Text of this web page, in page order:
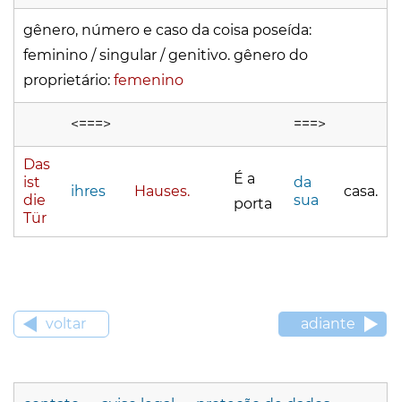
gênero, número e caso da coisa poseída:
feminino / singular / genitivo. gênero do
proprietário: femenino
<===> ===>
Das
ist
die
Tür
ihres Hauses.
É a
porta
da
sua
casa.
voltar adiante